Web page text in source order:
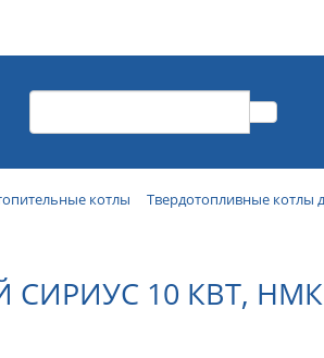
котлы
Твердотопливные котлы
10 КВТ, НМК